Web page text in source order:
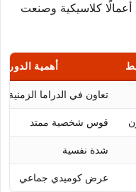
كلاسيكية وصنعت
أهمية الدور
تعاون في الدراما الزمنية
قوس شخصية ممتد
شدة نفسية
عرض كوميدي جماعي